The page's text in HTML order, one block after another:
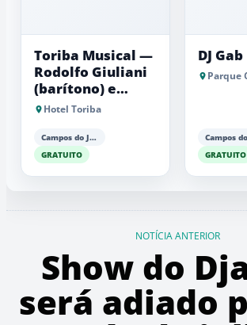
Toriba Musical —
Rodolfo Giuliani
(barítono) e
Antonio Luiz
Hotel Toriba
Campos do Jordão
GRATUITO
DJ Gab
Parque
GRATUITO
NOTÍCIA ANTERIOR
Show do
será adiado